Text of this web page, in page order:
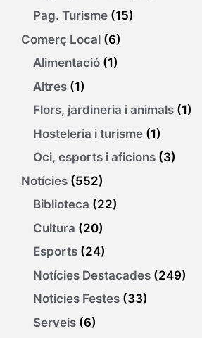
Pag. Turisme (15)
Comerç Local (6)
Alimentació (1)
Altres (1)
Flors, jardineria i animals (1)
Hosteleria i turisme (1)
Oci, esports i aficions (3)
Notícies (552)
Biblioteca (22)
Cultura (20)
Esports (24)
Notícies Destacades (249)
Noticies Festes (33)
Serveis (6)